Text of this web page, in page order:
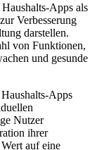
Apps als
Verbesserung
darstellen.
von Funktionen,
und gesunde
Apps
Nutzer
ihrer
auf eine